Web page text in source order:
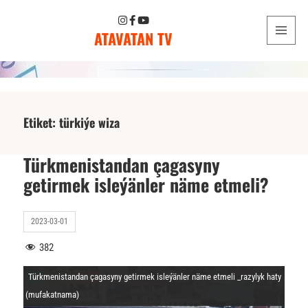
ATAVATAN TV
Etiket:türkiýe wiza
Türkmenistandan çagasyny
getirmek isleýänler näme etmeli?
2023-03-01
382
Türkmenistandan çagasyny getirmek isleýänler näme etmeli _razylyk haty
(mufakatnama)